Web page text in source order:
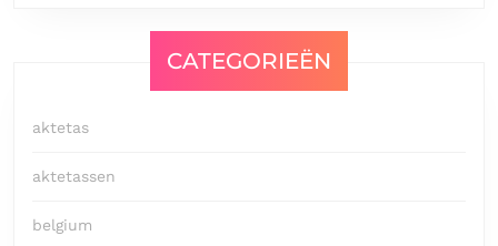
CATEGORIEËN
aktetas
aktetassen
belgium